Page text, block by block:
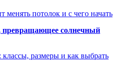
менять потолок и с чего начать
превращающее солнечный
размеры и как выбрать